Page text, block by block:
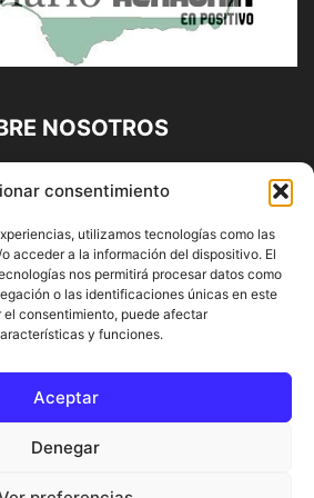
consentimiento
utilizamos tecnologías como las
acceder a la información del dispositivo. El
nos permitirá procesar datos como
o las identificaciones únicas en este
consentimiento, puede afectar
y funciones.
Aceptar
Denegar
NOSOTROS
Propiedad de
López | 639 95 71 95 | Noticias de
Torre, Málaga y Provincia|
info@alhaurindelatorre.com
SÍGUENOS